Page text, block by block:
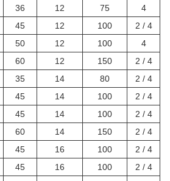
36 12 75
4
45 12 100
2 / 4
50 12 100
4
60 12 150
2 / 4
35 14 80
2 / 4
45 14 100
2 / 4
45 14 100
2 / 4
60 14 150
2 / 4
45 16 100
2 / 4
45 16 100
2 / 4